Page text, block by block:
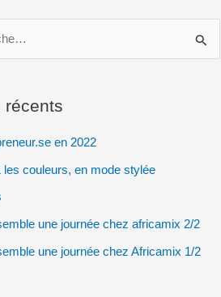
récents
en 2022
les couleurs, en mode stylée
une journée chez africamix 2/2
une journée chez Africamix 1/2